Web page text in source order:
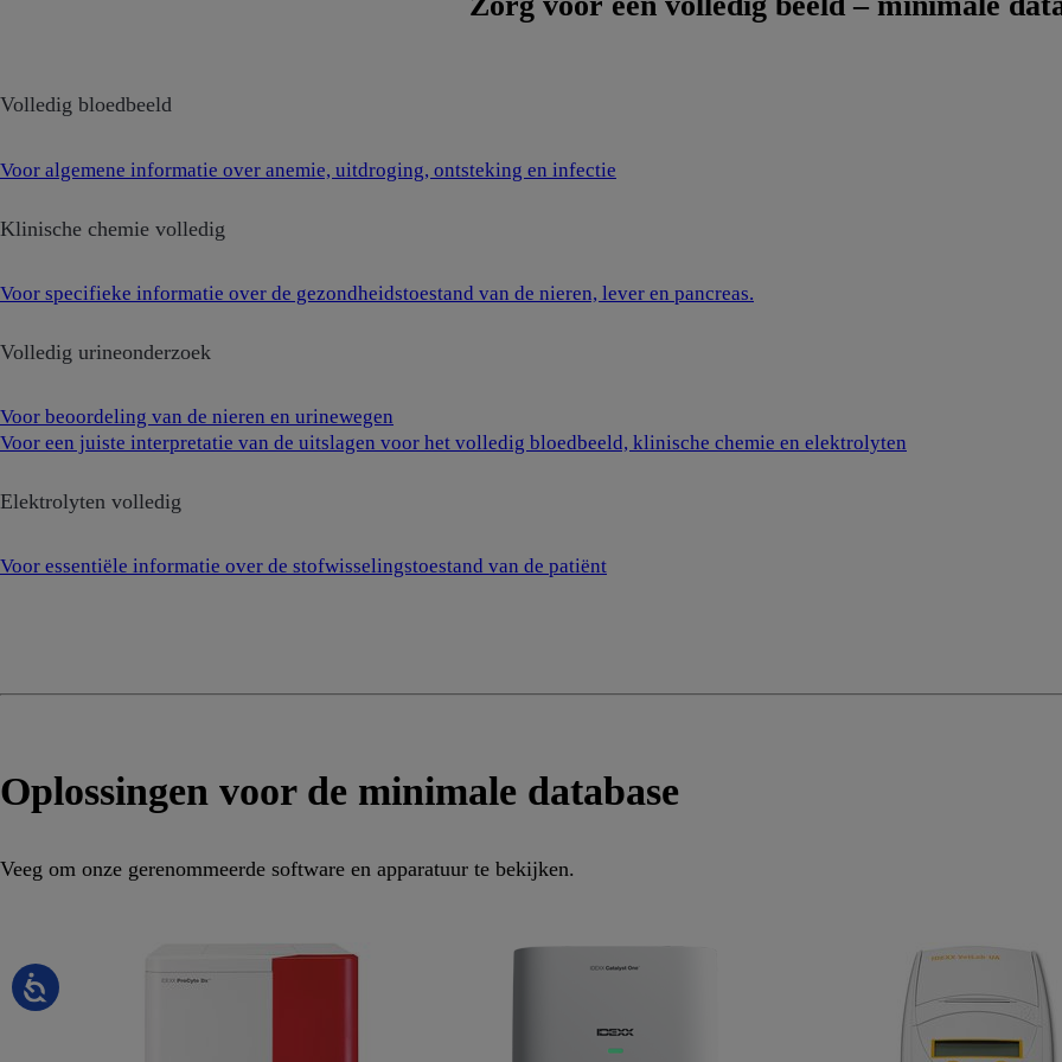
Volledig bloedbeeld
Voor algemene informatie over anemie, uitdroging, ontsteking en infectie
Klinische chemie volledig
Voor specifieke informatie over de gezondheidstoestand van de nieren, lever en pancreas.
Volledig urineonderzoek
Voor beoordeling van de nieren en urinewegen
Voor een juiste interpretatie van de uitslagen voor het volledig bloedbeeld, klinische chemie en elektrolyten
Elektrolyten volledig
Voor essentiële informatie over de stofwisselingstoestand van de patiënt
Oplossingen voor de minimale database
Veeg om onze gerenommeerde software en apparatuur te bekijken.